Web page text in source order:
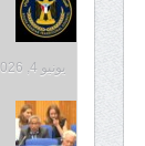
يونيو 4, 2026